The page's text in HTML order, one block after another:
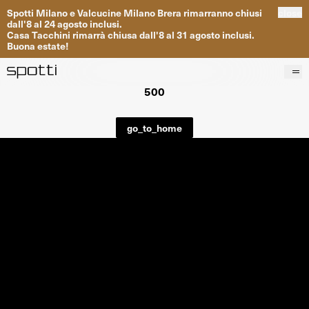
Spotti MilanoeValcucine Milano Brera rimarrannochiusi
dall'8al 24agosto inclusi.
Casa Tacchini rimarrà chiusa dall'8al 31 agosto inclusi.
Buona estate!
Progetti
500
go_to_home